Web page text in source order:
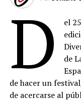
D
el
de
de hacer un
de acercarse al